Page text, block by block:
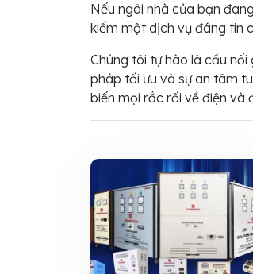
Nếu ngôi nhà của bạn
kiếm một dịch vụ đáng tin
Chúng tôi tự hào là cầu
pháp tối ưu và sự an tâm
biến mọi rắc rối về điện và